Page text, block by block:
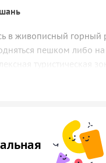
в живописный горный
пешком либо на
туристическая
и
мост — это
великолепной